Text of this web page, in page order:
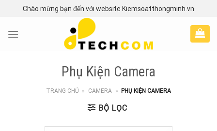
content
Chào mừng bạn đến với website Kiemsoatthongminh.vn
Phụ Kiện Camera
TRANG CHỦ » CAMERA » PHỤ KIỆN CAMERA
BỘ LỌC